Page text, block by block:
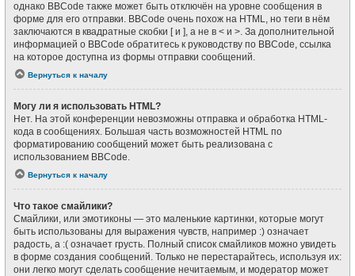
однако BBCode также может быть отключён на уровне сообщения в
форме для его отправки. BBCode очень похож на HTML, но теги в нём
заключаются в квадратные скобки [ и ], а не в < и >. За дополнительной
информацией о BBCode обратитесь к руководству по BBCode, ссылка
на которое доступна из формы отправки сообщений.
Вернуться к началу
Могу ли я использовать HTML?
Нет. На этой конференции невозможны отправка и обработка HTML-
кода в сообщениях. Большая часть возможностей HTML по
форматированию сообщений может быть реализована с
использованием BBCode.
Вернуться к началу
Что такое смайлики?
Смайлики, или эмотиконы — это маленькие картинки, которые могут
быть использованы для выражения чувств, например :) означает
радость, а :( означает грусть. Полный список смайликов можно увидеть
в форме создания сообщений. Только не перестарайтесь, используя их:
они легко могут сделать сообщение нечитаемым, и модератор может